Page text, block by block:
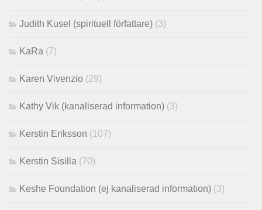
Judith Kusel (spirituell författare) (3)
KaRa (7)
Karen Vivenzio (29)
Kathy Vik (kanaliserad information) (3)
Kerstin Eriksson (107)
Kerstin Sisilla (70)
Keshe Foundation (ej kanaliserad information) (3)